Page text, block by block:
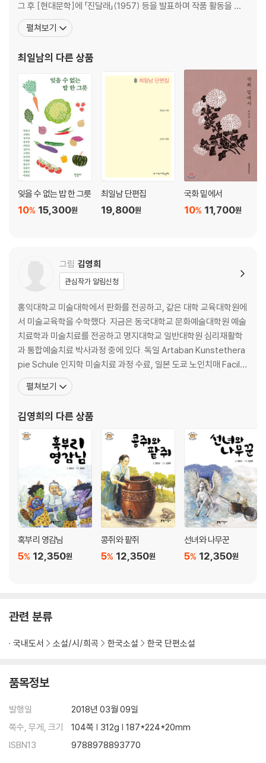
그 후 [현대문학]에 「진달래」(1957) 등을 발표하며 작품 활동을 이
어갔지만, 그리 활발하지는 않았다. 특히 [경향신문]에 입사한 1962
년 이후로는 거의 작품 활동이 끊어지다시피 하다가, 1966년부터 간
하게 작품을 발표한다. 1975
펼쳐보기
최일남의 다른 상품
잊을 수 없는 밥 한 그릇
15,300원
10%
최일남 단편집
19,800원
국화 밑에서
11,700원
10%
그림 김영희
관심작가 알림신청
홍익대학교 미술대학에서 판화를 전공하고, 같은 대학 교육대학원에
서 미술교육학을 수학했다. 지금은 동국대학교 문화예술대학원 예술
치료학과 미술치료를 전공하고 명지대학교 일반대학원 심리재활학
과 통합예술치료 박사과정 중에 있다. 독일 Artaban Kunstethera
pie Schule 인지학 미술치료 과정 수료, 일본 도쿄 노인치매 Facilit
ator education course 수료, 캐나다 Ottawa Research Instit
ute Intense course EFT 부부치료, 가족치료 과정을 수료했다. 갤
하
펼쳐보기
김영희의 다른 상품
혹부리 영감님
12,350원
5%
콩쥐와 팥쥐
12,350원
5%
선녀와 나무꾼
12,350원
5%
관련 분류
국내도서 소설/시/희곡 한국소설 한국 단편소설
품목정보
발행일
2018년 03월 09일
쪽수, 무게, 크기
104쪽 | 312g | 187*224*20mm
ISBN13
9788978893770